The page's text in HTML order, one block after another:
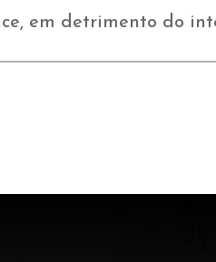
em detrimento do